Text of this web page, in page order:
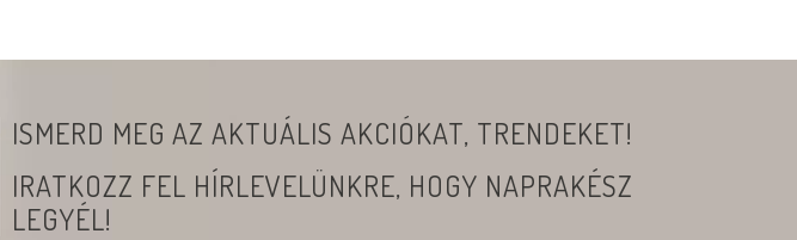
ISMERD MEG AZ AKTUÁLIS AKCIÓKAT, TRENDEKET!
IRATKOZZ FEL HÍRLEVELÜNKRE, HOGY NAPRAKÉSZ
LEGYÉL!